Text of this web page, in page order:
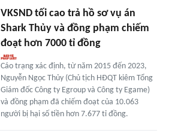
VKSND tối cao trả hồ sơ vụ án
Shark Thủy và đồng phạm chiếm
đoạt hơn 7000 tỉ đồng
Cáo trạng xác định, từ năm 2015 đến 2023,
Nguyễn Ngọc Thủy (Chủ tịch HĐQT kiêm Tổng
Giám đốc Công ty Egroup và Công ty Egame)
và đồng phạm đã chiếm đoạt của 10.063
người bị hại số tiền hơn 7.677 tỉ đồng.